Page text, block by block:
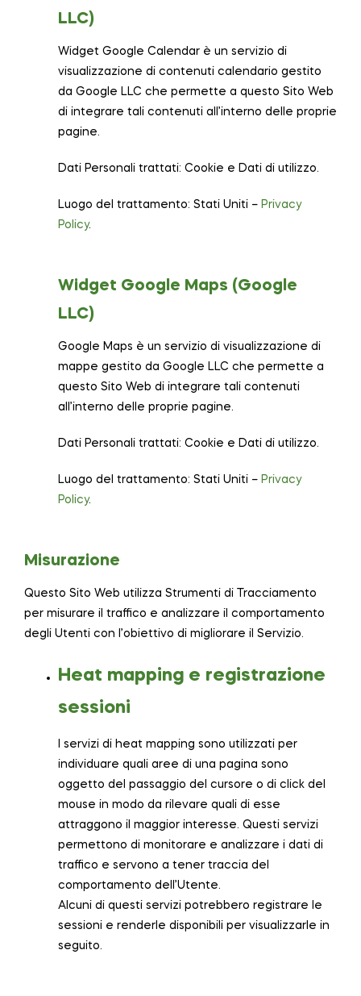
LLC)
Widget Google Calendar è un servizio di
visualizzazione di contenuti calendario gestito
da Google LLC che permette a questo Sito Web
di integrare tali contenuti all’interno delle proprie
pagine.
Dati Personali trattati: Cookie e Dati di utilizzo.
Luogo del trattamento: Stati Uniti – Privacy
Policy.
Widget Google Maps (Google
LLC)
Google Maps è un servizio di visualizzazione di
mappe gestito da Google LLC che permette a
questo Sito Web di integrare tali contenuti
all’interno delle proprie pagine.
Dati Personali trattati: Cookie e Dati di utilizzo.
Luogo del trattamento: Stati Uniti – Privacy
Policy.
Misurazione
Questo Sito Web utilizza Strumenti di Tracciamento
per misurare il traffico e analizzare il comportamento
degli Utenti con l’obiettivo di migliorare il Servizio.
Heat mapping e registrazione
sessioni
I servizi di heat mapping sono utilizzati per
individuare quali aree di una pagina sono
oggetto del passaggio del cursore o di click del
mouse in modo da rilevare quali di esse
attraggono il maggior interesse. Questi servizi
permettono di monitorare e analizzare i dati di
traffico e servono a tener traccia del
comportamento dell’Utente.
Alcuni di questi servizi potrebbero registrare le
sessioni e renderle disponibili per visualizzarle in
seguito.